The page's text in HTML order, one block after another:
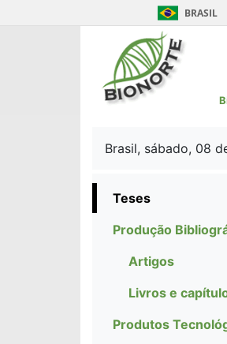
BRASIL
Brasil, sábado, 08
Teses
Produção
Artigos
Livros e
Produtos